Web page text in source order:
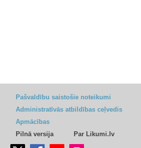
Pašvaldību saistošie noteikumi
Administratīvās atbildības ceļvedis
Apmācības
Pilnā versija
Par Likumi.lv